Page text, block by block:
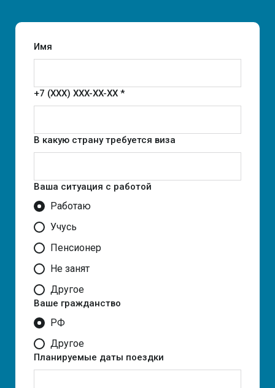
Имя
+7 (XXX) XXX-XX-XX *
В какую страну требуется виза
Ваша ситуация с работой
Работаю
Учусь
Пенсионер
Не занят
Другое
Ваше гражданство
РФ
Другое
Планируемые даты поездки